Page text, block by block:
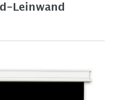
Leinwand